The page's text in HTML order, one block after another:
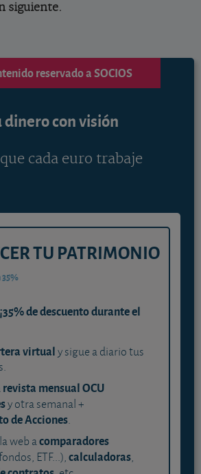
siguiente.
reservado a SOCIOS
con visión
cada euro trabaje
TU PATRIMONIO
de descuento durante el
virtualy sigue a diario tus
revista mensual OCU
y otra semanal +
de Acciones.
web acomparadores
ETF...),calculadoras,